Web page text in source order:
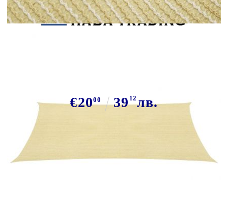
€2000 3912лв.